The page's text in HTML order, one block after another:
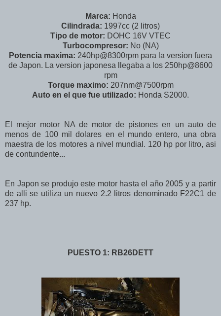
Marca: Honda
Cilindrada: 1997cc (2 litros)
Tipo de motor: DOHC 16V VTEC
Turbocompresor: No (NA)
Potencia maxima: 240hp@8300rpm para la version fuera
de Japon. La version japonesa llegaba a los 250hp@8600
rpm
Torque maximo: 207nm@7500rpm
Auto en el que fue utilizado: Honda S2000.
El mejor motor NA de motor de pistones en un auto de
menos de 100 mil dolares en el mundo entero, una obra
maestra de los motores a nivel mundial. 120 hp por litro, asi
de contundente...
En Japon se produjo este motor hasta el año 2005 y a partir
de alli se utiliza un nuevo 2.2 litros denominado F22C1 de
237 hp.
PUESTO 1: RB26DETT